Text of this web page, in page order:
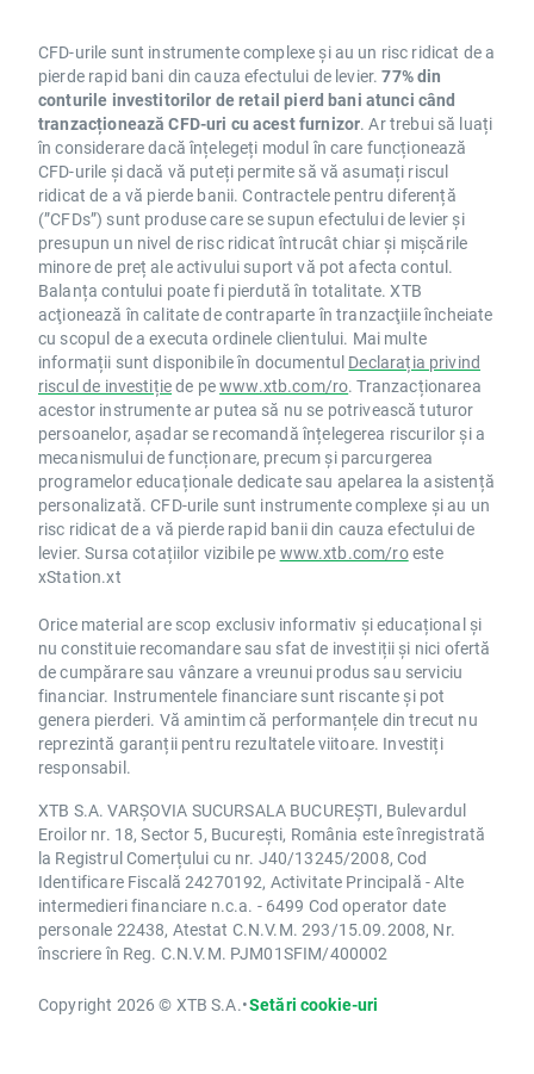
CFD-urile sunt instrumente complexe și au un risc ridicat de a
pierde rapid bani din cauza efectului de levier.77% din
conturile investitorilor de retail pierd bani atunci când
tranzacționează CFD-uri cu acest furnizor. Ar trebui să luați
în considerare dacă înțelegeți modul în care funcționează
CFD-urile și dacă vă puteți permite să vă asumați riscul
ridicat de a vă pierde banii. Contractele pentru diferență
(”CFDs”) sunt produse care se supun efectului de levier și
presupun un nivel de risc ridicat întrucât chiar și mișcările
minore de preț ale activului suport vă pot afecta contul.
Balanța contului poate fi pierdută în totalitate. XTB
acţionează în calitate de contraparte în tranzacţiile încheiate
cu scopul de a executa ordinele clientului. Mai multe
informații sunt disponibile în documentul Declarația privind
riscul de investițiede pewww.xtb.com/ro. Tranzacționarea
acestor instrumente ar putea să nu se potrivească tuturor
persoanelor, așadar se recomandă înțelegerea riscurilor și a
mecanismului de funcționare, precum și parcurgerea
programelor educaționale dedicate sau apelarea la asistență
personalizată. CFD-urile sunt instrumente complexe și au un
risc ridicat de a vă pierde rapid banii din cauza efectului de
levier. Sursa cotațiilor vizibile pe www.xtb.com/roeste
xStation.xt
Orice material are scop exclusiv informativ și educațional și
nu constituie recomandare sau sfat de investiții și nici ofertă
de cumpărare sau vânzare a vreunui produs sau serviciu
financiar. Instrumentele financiare sunt riscante și pot
genera pierderi. Vă amintim că performanțele din trecut nu
reprezintă garanții pentru rezultatele viitoare. Investiți
responsabil.
XTB S.A. VARȘOVIA SUCURSALA BUCUREȘTI, Bulevardul
Eroilor nr. 18, Sector 5, București, România este înregistrată
la Registrul Comerțului cu nr. J40/13245/2008, Cod
Identificare Fiscală 24270192, Activitate Principală - Alte
intermedieri financiare n.c.a. - 6499 Cod operator date
personale 22438, Atestat C.N.V.M. 293/15.09.2008, Nr.
înscriere în Reg. C.N.V.M. PJM01SFIM/400002
Copyright 2026 © XTB S.A.•Setări cookie-uri